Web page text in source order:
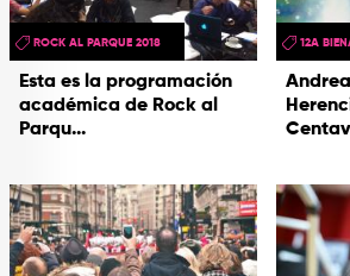
Esta es la programación
académica de Rock al
Parqu...
ROCK AL PARQUE 2018 12A